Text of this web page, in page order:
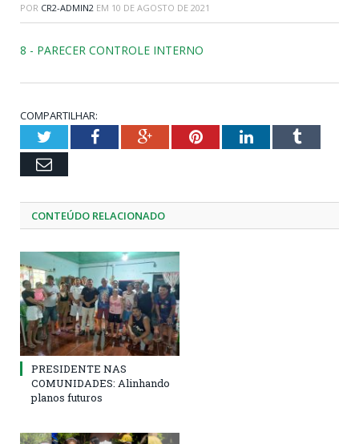
POR CR2-ADMIN2 EM 10 DE AGOSTO DE 2021
8 - PARECER CONTROLE INTERNO
COMPARTILHAR:
TwitterFacebookGoogle+PinterestLinkedInTumblr
Email
CONTEÚDO RELACIONADO
PRESIDENTE NAS
COMUNIDADES: Alinhando
planos futuros